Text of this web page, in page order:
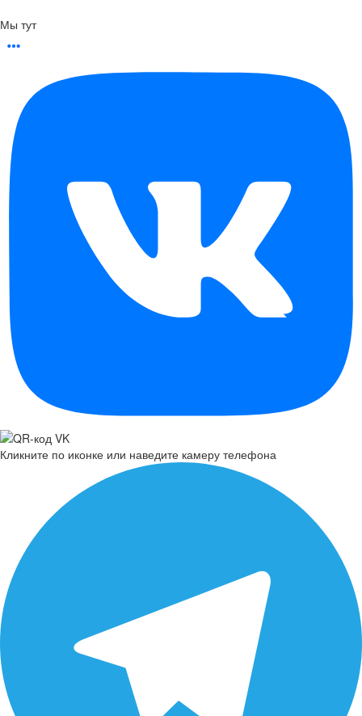
Мы тут
Кликните по иконке или наведите камеру телефона